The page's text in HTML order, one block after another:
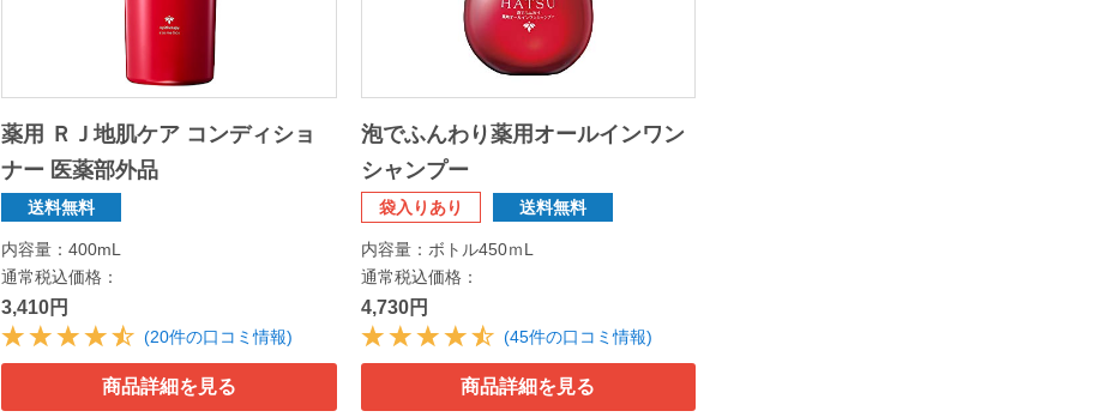
薬用 ＲＪ地肌ケア コンディショ
ナー 医薬部外品
送料無料
内容量：400mL
通常税込価格：
3,410円
(20件の口コミ情報)
商品詳細を見る
泡でふんわり薬用オールインワン
シャンプー
袋入りあり 送料無料
内容量：ボトル450ｍL
通常税込価格：
4,730円
(45件の口コミ情報)
商品詳細を見る